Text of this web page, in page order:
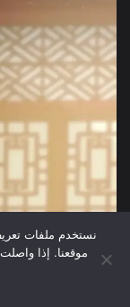
نستخدم ملفات
موقعنا. إذا